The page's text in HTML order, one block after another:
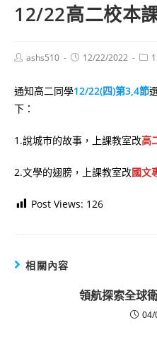
12/22高二校本
Postashs510
Post12/22/2022
Post
通知高二同學12/22(四)第3,4節
下：
1.說城市的故事，上課教室改高
2.文學的翅膀，上課教室改國文
Post Views: 126
相關內容
領航探索全球
04/